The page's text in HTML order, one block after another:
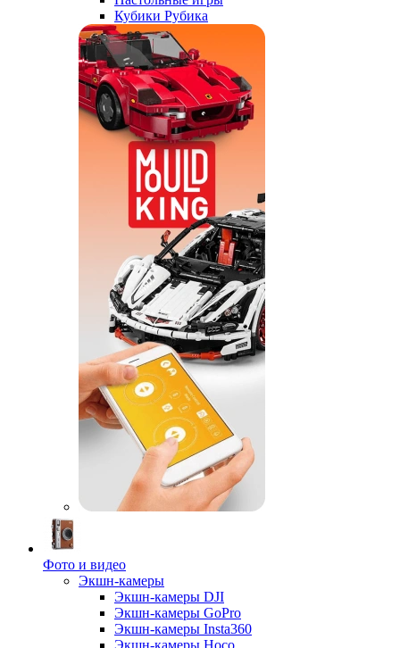
Кубики Рубика
Фото и видео
Экшн-камеры
Экшн-камеры DJI
Экшн-камеры GoPro
Экшн-камеры Insta360
Экшн-камеры Hoco